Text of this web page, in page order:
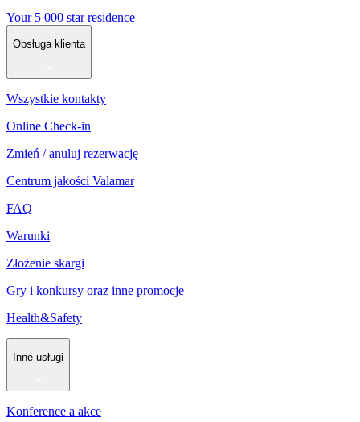
Your 5 000 star residence
Obsługa klienta
Wszystkie kontakty
Online Check-in
Zmień / anuluj rezerwację
Centrum jakości Valamar
FAQ
Warunki
Złożenie skargi
Gry i konkursy oraz inne promocje
Health&Safety
Inne usługi
Konference a akce